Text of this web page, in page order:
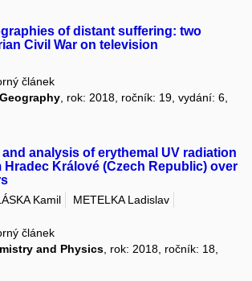
of distant suffering: two
Civil War on television
článek
, rok: 2018, ročník: 19, vydání: 6,
analysis of erythemal UV radiation
Hradec Králové (Czech Republic) over
Kamil
METELKA Ladislav
článek
and Physics , rok: 2018, ročník: 18,